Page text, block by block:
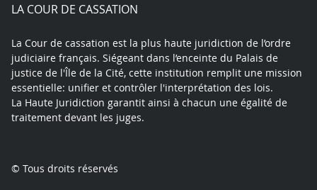
LA COUR DE CASSATION
La Cour de cassation est la plus haute juridiction de l’ordre
judiciaire français. Siégeant dans l’enceinte du Palais de
justice de l'Île de la Cité, cette institution remplit une mission
essentielle: unifier et contrôler l'interprétation des lois.
La Haute Juridiction garantit ainsi à chacun une égalité de
traitement devant les juges.
© Tous droits réservés